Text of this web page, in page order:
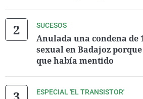
SUCESOS
Anulada una condena de
sexual en Badajoz
que había mentido
ESPECIAL 'EL TRANSISTOR'